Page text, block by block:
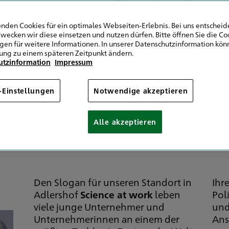
Komplettlösung für
Branche
Den Slogan für unseren Standort in
AdlershofScience at work leben
viele junge Unternehmer und
Unternehmerinnen an einem der
Cookies für ein optimales Webseiten-Erlebnis. Bei uns
wir diese einsetzen und nutzen dürfen. Bitte öffnen Sie die
für weitere Informationen. In unserer Datenschutzinformation
zu einem späteren Zeitpunkt ändern.
Impressum
Einstellungen Notwendige akzeptieren
Alle akzeptieren